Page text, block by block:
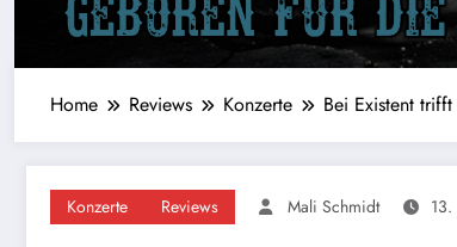
Home Reviews Konzerte Bei Existent
Konzerte Reviews Mali Schmidt